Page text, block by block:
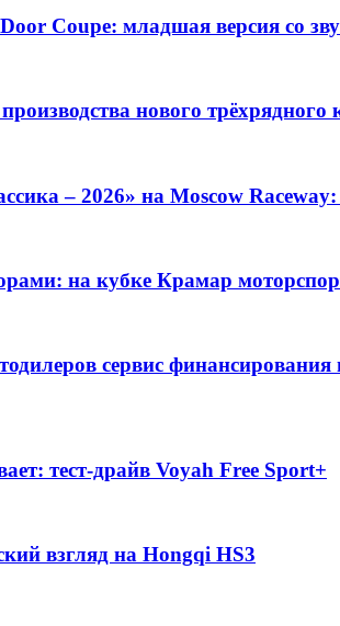
Coupe: младшая версия со
нового трёхрядного
– 2026» на Moscow
на кубке Крамар
сервис
тест-драйв Voyah Free Sport+
взгляд на Hongqi HS3